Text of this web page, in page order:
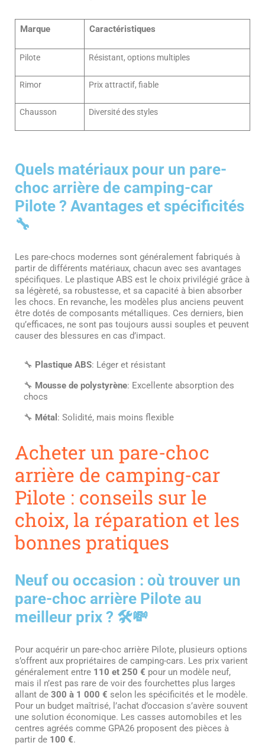
Marque Caractéristiques
Pilote Résistant, options multiples
Rimor Prix attractif, fiable
Chausson Diversité des styles
Quels matériaux pour un pare-
choc arrière de camping-car
Pilote ? Avantages et spécificités
🔧
Les pare-chocs modernes sont généralement fabriqués à
partir de différents matériaux, chacun avec ses avantages
spécifiques. Le plastique ABS est le choix privilégié grâce à
sa légèreté, sa robustesse, et sa capacité à bien absorber
les chocs. En revanche, les modèles plus anciens peuvent
être dotés de composants métalliques. Ces derniers, bien
qu’efficaces, ne sont pas toujours aussi souples et peuvent
causer des blessures en cas d’impact.
🔧 Plastique ABS: Léger et résistant
🔧 Mousse de polystyrène: Excellente absorption des
chocs
🔧 Métal : Solidité, mais moins flexible
Acheter un pare-choc
arrière de camping-car
Pilote : conseils sur le
choix, la réparation et les
bonnes pratiques
Neuf ou occasion : où trouver un
pare-choc arrière Pilote au
meilleur prix ? 🛠️💸
Pour acquérir un pare-choc arrière Pilote, plusieurs options
s’offrent aux propriétaires de camping-cars. Les prix varient
généralement entre 110 et 250 € pour un modèle neuf,
mais il n’est pas rare de voir des fourchettes plus larges
allant de 300 à 1 000 € selon les spécificités et le modèle.
Pour un budget maîtrisé, l’achat d’occasion s’avère souvent
une solution économique. Les casses automobiles et les
centres agréés comme GPA26 proposent des pièces à
partir de 100 €.